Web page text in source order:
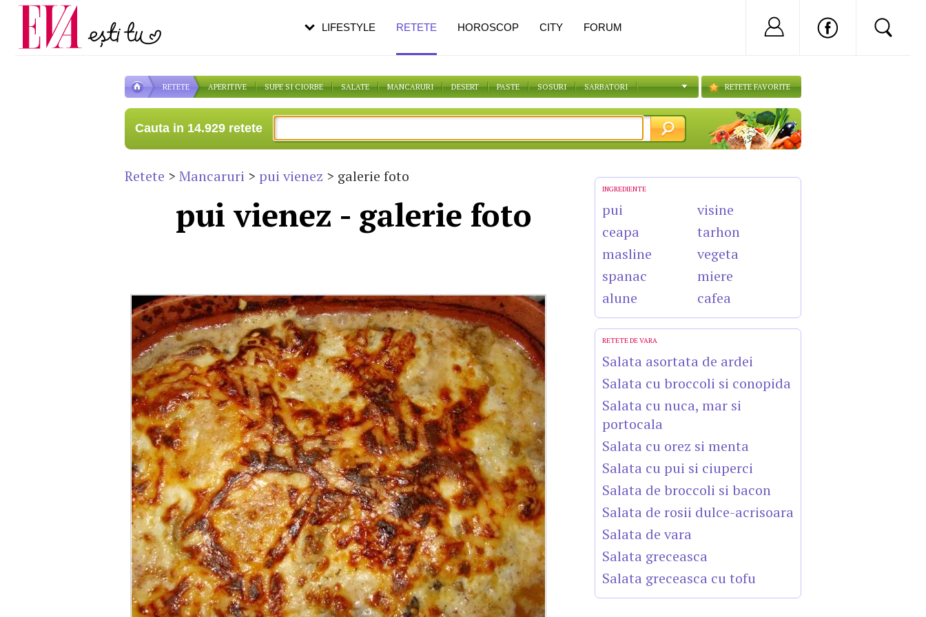
RETETE APERITIVE SUPE SI CIORBE SALATE MANCARURI DESERT PASTE SOSURI SARBATORI RETETE FAVORITE
Cauta in 14.929 retete
Retete > Mancaruri > pui vienez > galerie foto
pui vienez - galerie foto
INGREDIENTE
pui
ceapa
masline
spanac
alune
visine
tarhon
vegeta
miere
cafea
RETETE DE VARA
Salata asortata de ardei
Salata cu broccoli si conopida
Salata cu nuca, mar si
portocala
Salata cu orez si menta
Salata cu pui si ciuperci
Salata de broccoli si bacon
Salata de rosii dulce-acrisoara
Salata de vara
Salata greceasca
Salata greceasca cu tofu
LIFESTYLE RETETE HOROSCOP CITY FORUM Nu ai cont?
Carieră
Actualitate